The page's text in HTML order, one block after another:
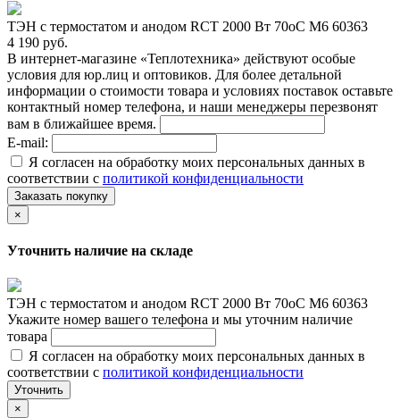
ТЭН с термостатом и анодом RCT 2000 Вт 70oС М6 60363
4 190 руб.
В интернет-магазине «Теплотехника» действуют особые
условия для юр.лиц и оптовиков. Для более детальной
информации о стоимости товара и условиях поставок оставьте
контактный номер телефона, и наши менеджеры перезвонят
вам в ближайшее время.
E-mail:
Я согласен на обработку моих персональных данных в
соответствии с политикой конфиденциальности
Заказать покупку
×
Уточнить наличие на складе
ТЭН с термостатом и анодом RCT 2000 Вт 70oС М6 60363
Укажите номер вашего телефона и мы уточним наличие
товара
Я согласен на обработку моих персональных данных в
соответствии с политикой конфиденциальности
Уточнить
×